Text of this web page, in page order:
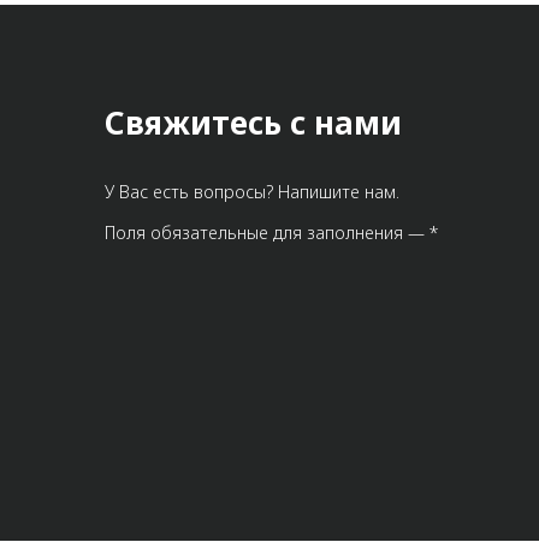
Свяжитесь с нами
У Вас есть вопросы? Напишите нам.
Поля обязательные для заполнения — *